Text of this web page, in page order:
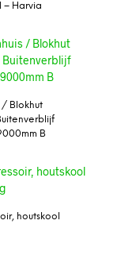
– Harvia
/ Blokhut
B
houtskool